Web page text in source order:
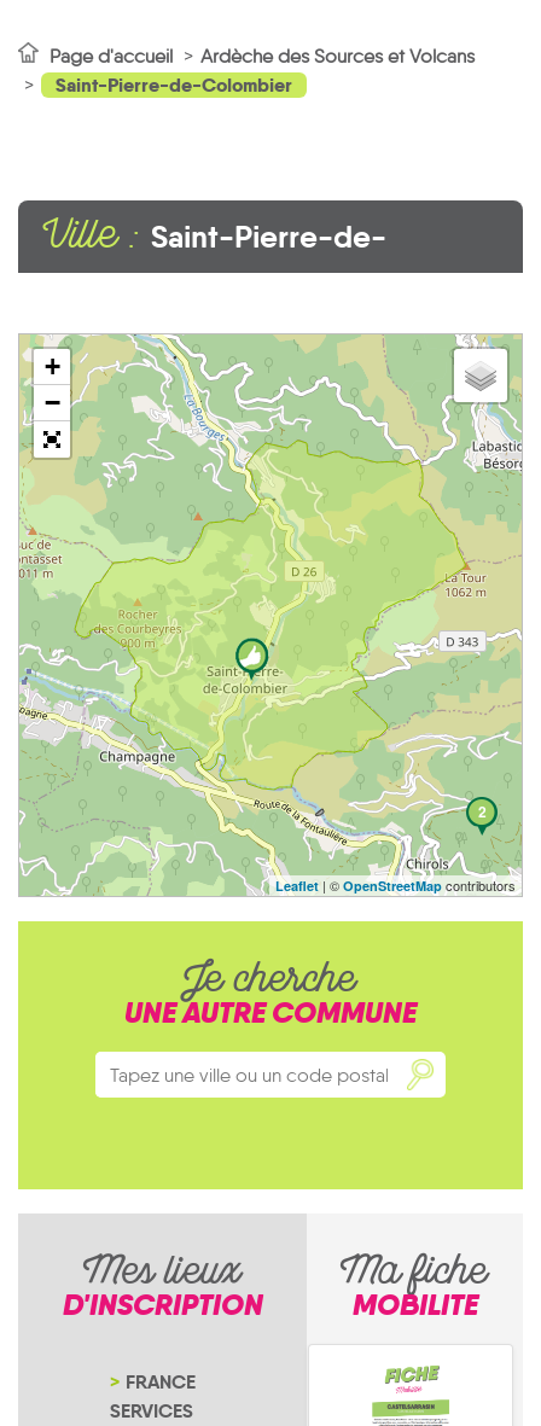
Page d'accueil Ardèche des Sources et Volcans
Saint-Pierre-de-Colombier
Ville : Saint-Pierre-de-
2
+
−
Leaflet | © OpenStreetMap contributors
Je cherche
UNE AUTRE COMMUNE
Mes lieux
D'INSCRIPTION
FRANCE
SERVICES
Ma fiche
MOBILITE